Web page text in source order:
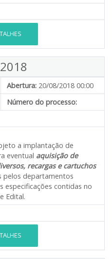
Abertura: 20/08/2018 00:00
Número do processo:
a implantação de
eventual aquisição de
recargas e cartuchos
pelos departamentos
especificações contidas no
Edital.